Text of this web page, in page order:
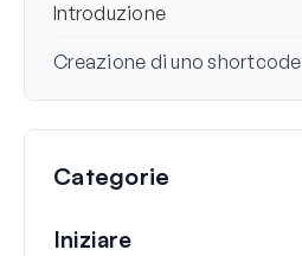
Introduzione
Creazione di uno shortcode
Categorie
Iniziare